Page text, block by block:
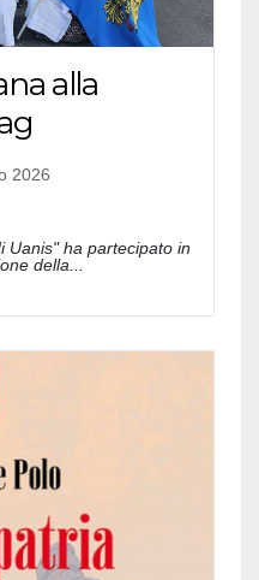
alla
2026
Uanis" ha partecipato in
della...